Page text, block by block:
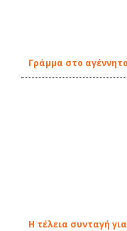
Γράμμα στο
Η τέλεια συνταγή